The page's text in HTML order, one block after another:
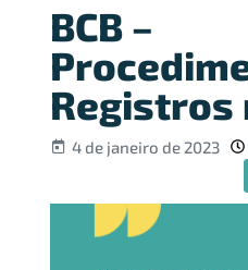
BCB –
Registros
4 de janeiro de 2023